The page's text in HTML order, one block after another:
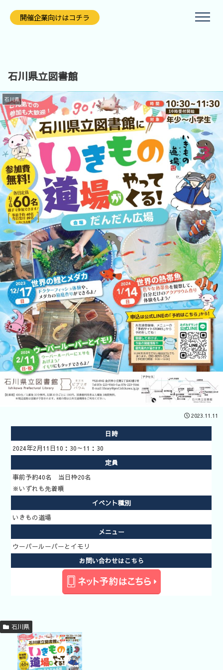
開催企業向
けはコチラ
あそべ～る
水族館
いきもの道
イベント検
索
いきもの道
開催企業向けはコチラ
石川県立図書館
石川県
2023.11.11
日時
2024年2月11日10：30～11：30
定員
事前予約40名 当日枠20名
※いずれも先着順
イベント種別
いきもの道場
メニュー
ウーパールーパーとイモリ
お問い合わせはこちら
石川県